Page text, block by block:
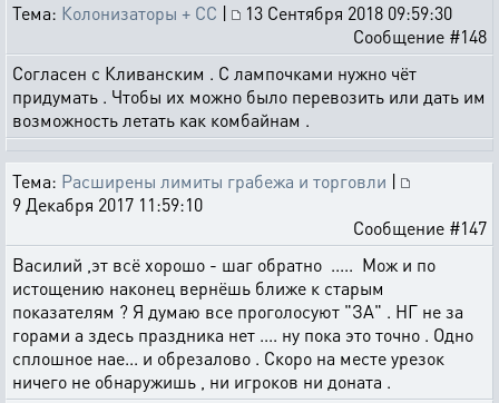
Тема: Колонизаторы + СС |
13 Сентября 2018 09:59:30
Сообщение #148
Согласен с Кливанским . С лампочками нужно чёт
придумать . Чтобы их можно было перевозить или дать им
возможность летать как комбайнам .
Тема: Расширены лимиты грабежа и торговли |
9 Декабря 2017 11:59:10
Сообщение #147
Василий ,эт всё хорошо - шаг обратно ..... Мож и по
истощению наконец вернёшь ближе к старым
показателям ? Я думаю все проголосуют "ЗА" . НГ не за
горами а здесь праздника нет .... ну пока это точно . Одно
сплошное нае... и обрезалово . Скоро на месте урезок
ничего не обнаружишь , ни игроков ни доната .